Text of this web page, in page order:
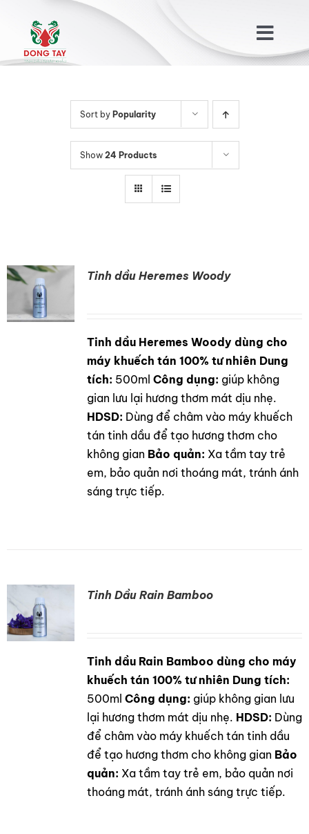
content
GIỚI THIỆU
TIN TỨC
LIÊN HỆ
Sort by Popularity
Show 24 Products
Tinh dầu Heremes Woody
Tinh dầu Heremes Woody dùng cho
máy khuếch tán 100% tư nhiên Dung
tích: 500ml Công dụng: giúp không
gian lưu lại hương thơm mát dịu nhẹ.
HDSD: Dùng để châm vào máy khuếch
tán tinh dầu để tạo hương thơm cho
không gian Bảo quản: Xa tầm tay trẻ
em, bảo quản nơi thoáng mát, tránh ánh
sáng trực tiếp.
Tinh Dầu Rain Bamboo
Tinh dầu Rain Bamboo dùng cho máy
khuếch tán 100% tư nhiên Dung tích:
500ml Công dụng: giúp không gian lưu
lại hương thơm mát dịu nhẹ. HDSD: Dùng
để châm vào máy khuếch tán tinh dầu
để tạo hương thơm cho không gian Bảo
quản: Xa tầm tay trẻ em, bảo quản nơi
thoáng mát, tránh ánh sáng trực tiếp.